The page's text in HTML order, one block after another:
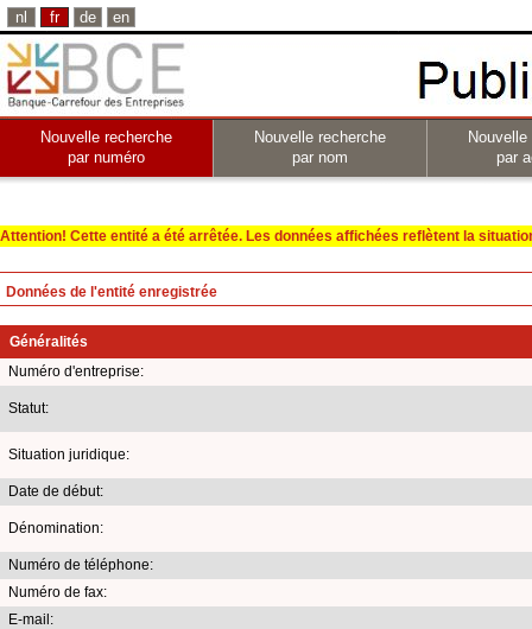
nl fr de en
Nouvelle recherche
par numéro
Nouvelle recherche
par nom
par
Attention! Cette entité a été arrêtée. Les données affichées reflètent la
Données de l'entité enregistrée
Généralités
Numéro d'entreprise:
Statut:
Situation juridique:
Date de début:
Dénomination:
Numéro de téléphone:
Numéro de fax:
E-mail: